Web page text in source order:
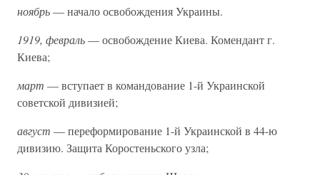
ноябрь— начало освобождения Украины.
1919, февраль— освобождение Киева. Комендант г.
Киева;
март — вступает в командование 1-й Украинской
советской дивизией;
август — переформирование 1-й Украинской в 44-ю
дивизию. Защита Коростеньского узла;